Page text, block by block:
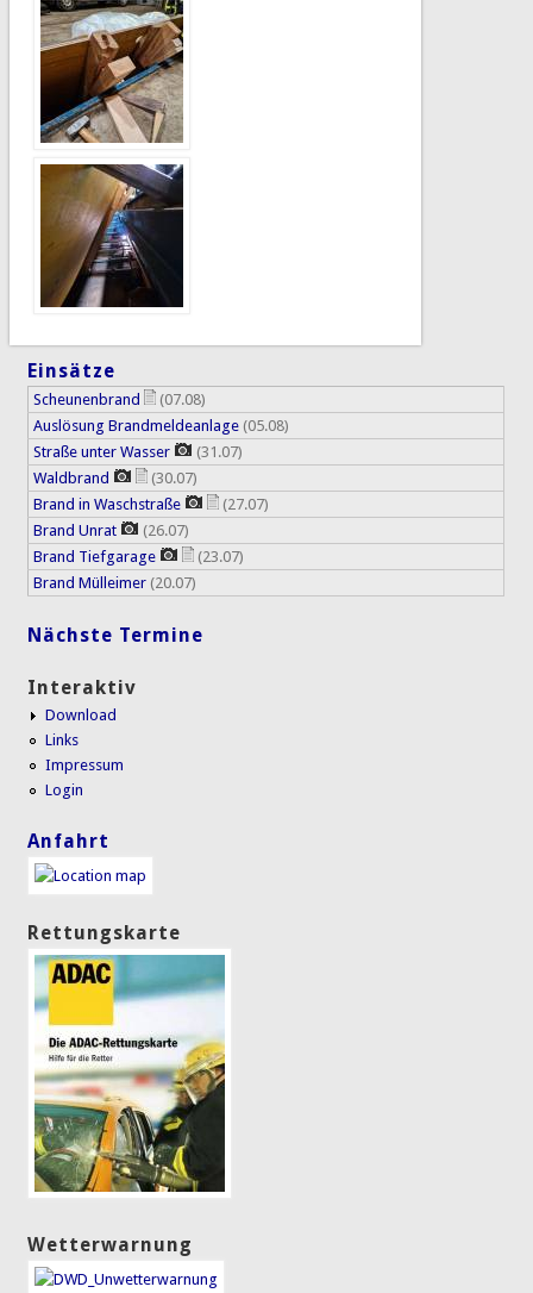
Einsätze
Scheunenbrand
(07.08)
Auslösung Brandmeldeanlage (05.08)
Straße unter Wasser
(31.07)
Waldbrand
(30.07)
Brand in Waschstraße
(27.07)
Brand Unrat
(26.07)
Brand Tiefgarage
(23.07)
Brand Mülleimer (20.07)
Nächste Termine
Interaktiv
Download
Links
Impressum
Login
Anfahrt
Rettungskarte
Wetterwarnung